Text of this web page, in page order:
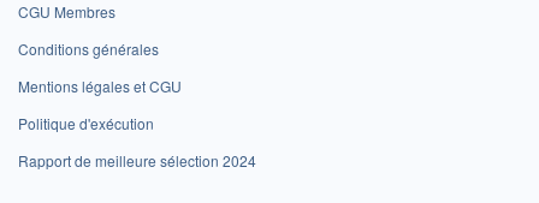
CGU Membres
Conditions générales
Mentions légales et CGU
Politique d'exécution
Rapport de meilleure sélection 2024